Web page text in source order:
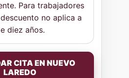
Para trabajadores
no aplica a
diez años.
CITA EN NUEVO
LAREDO